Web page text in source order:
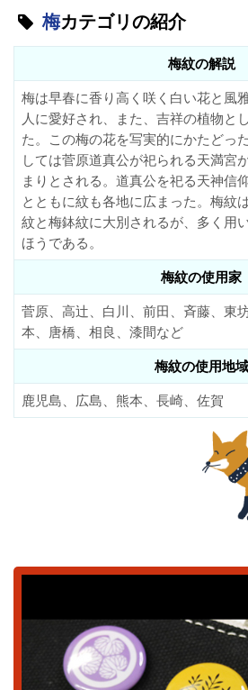
梅カテゴリの紹介
梅紋の解説
梅は早春に香り高く咲く白い花と風
人に愛好され、また、吉祥の植物と
た。この梅の花を写実的にかたどっ
しては菅原道真公が祀られる天満宮
まりとされる。道真公を祀る天神信
とともに紋も各地に広まった。梅紋
紋と梅鉢紋に大別されるが、多く用
ほうである。
梅紋の使用家
菅原、高辻、白川、前田、斉藤、東
本、唐橋、相良、漆間など
梅紋の使用地域
鹿児島、広島、熊本、長崎、佐賀